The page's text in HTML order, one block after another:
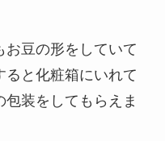
豆の形をしていて
ると化粧箱にいれて
装をしてもらえま